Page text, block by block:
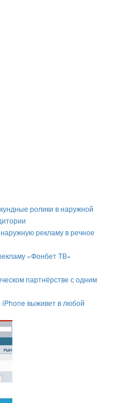
ролики в наружной
рекламу в речное
«Фонбет ТВ»
партнёрстве с одним
iPhone выживет в любой